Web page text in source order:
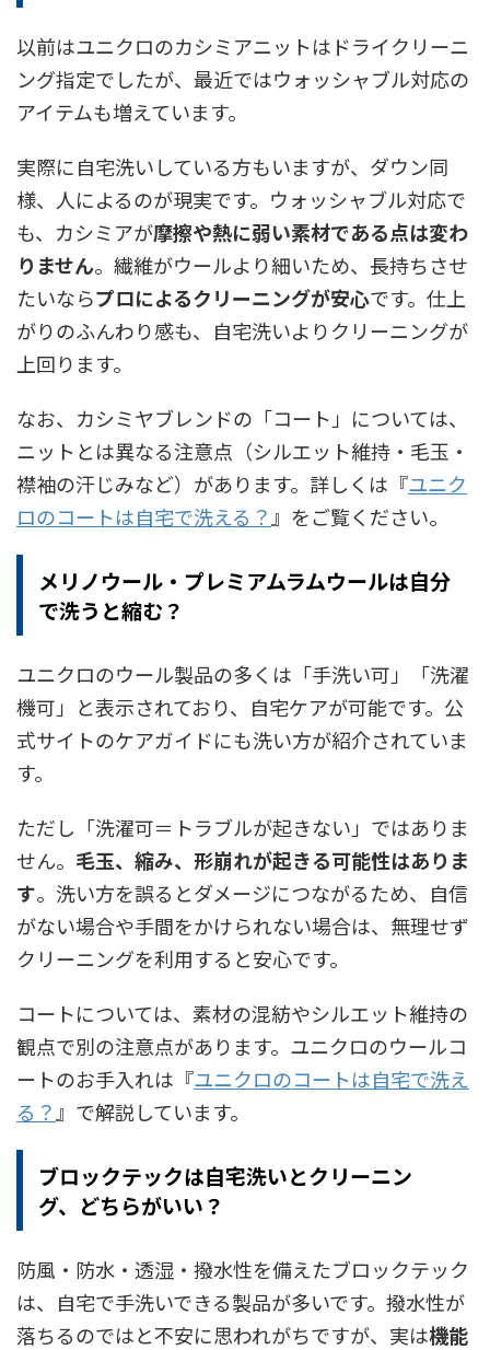
以前はユニクロのカシミアニットはドライクリーニ
ング指定でしたが、最近ではウォッシャブル対応の
アイテムも増えています。
実際に自宅洗いしている方もいますが、ダウン同
様、人によるのが現実です。ウォッシャブル対応で
も、カシミアが摩擦や熱に弱い素材である点は変わ
りません。繊維がウールより細いため、長持ちさせ
たいならプロによるクリーニングが安心です。仕上
がりのふんわり感も、自宅洗いよりクリーニングが
上回ります。
なお、カシミヤブレンドの「コート」については、
ニットとは異なる注意点（シルエット維持・毛玉・
襟袖の汗じみなど）があります。詳しくは『ユニク
ロのコートは自宅で洗える？ 』をご覧ください。
メリノウール・プレミアムラムウールは自分
で洗うと縮む？
ユニクロのウール製品の多くは「手洗い可」「洗濯
機可」と表示されており、自宅ケアが可能です。公
式サイトのケアガイドにも洗い方が紹介されていま
す。
ただし「洗濯可＝トラブルが起きない」ではありま
せん。 毛玉、縮み、形崩れが起きる可能性はありま
す。洗い方を誤るとダメージにつながるため、自信
がない場合や手間をかけられない場合は、無理せず
クリーニングを利用すると安心です。
コートについては、素材の混紡やシルエット維持の
観点で別の注意点があります。ユニクロのウールコ
ートのお手入れは『ユニクロのコートは自宅で洗え
る？ 』で解説しています。
ブロックテックは自宅洗いとクリーニン
グ、どちらがいい？
防風・防水・透湿・撥水性を備えたブロックテック
は、自宅で手洗いできる製品が多いです。撥水性が
落ちるのではと不安に思われがちですが、実は機能